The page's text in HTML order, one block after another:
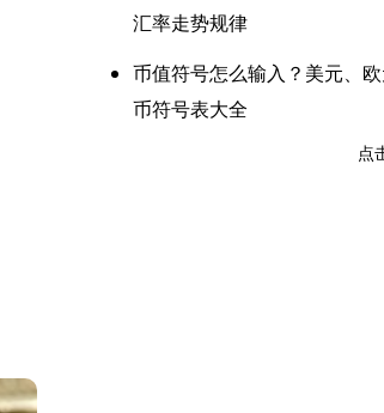
汇率走势规律
币值符号怎么输入？美元、
币符号表大全
点